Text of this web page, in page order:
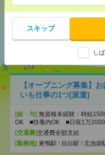
スキップ
し
あなたの閲覧履
おすす
【オープニング募集】
いも仕事の1つ[派遣]
[給 与] 無資格未経験：時給
OK ■扶養内OK ■日収1万2000
[交通費]交通費全額支給
[勤務地] 巣鴨駅 / 目白駅 / 北池袋